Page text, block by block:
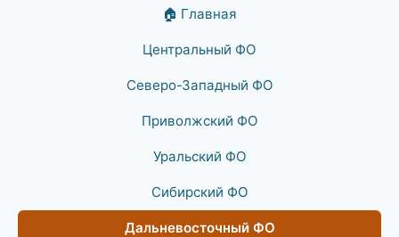
🏠 Главная
Центральный ФО
Северо-Западный ФО
Приволжский ФО
Уральский ФО
Сибирский ФО
Дальневосточный ФО